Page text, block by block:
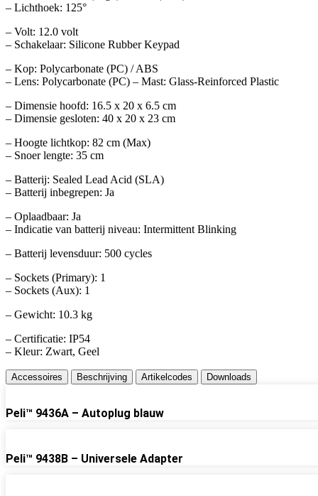
– Lichthoek: 125°
– Volt: 12.0 volt
– Schakelaar: Silicone Rubber Keypad
– Kop: Polycarbonate (PC) / ABS
– Lens: Polycarbonate (PC) – Mast: Glass-Reinforced Plastic
– Dimensie hoofd: 16.5 x 20 x 6.5 cm
– Dimensie gesloten: 40 x 20 x 23 cm
– Hoogte lichtkop: 82 cm (Max)
– Snoer lengte: 35 cm
– Batterij: Sealed Lead Acid (SLA)
– Batterij inbegrepen: Ja
– Oplaadbaar: Ja
– Indicatie van batterij niveau: Intermittent Blinking
– Batterij levensduur: 500 cycles
– Sockets (Primary): 1
– Sockets (Aux): 1
– Gewicht: 10.3 kg
– Certificatie: IP54
– Kleur: Zwart, Geel
Accessoires Beschrijving Artikelcodes Downloads
Peli™ 9436A – Autoplug blauw
Peli™ 9438B – Universele Adapter